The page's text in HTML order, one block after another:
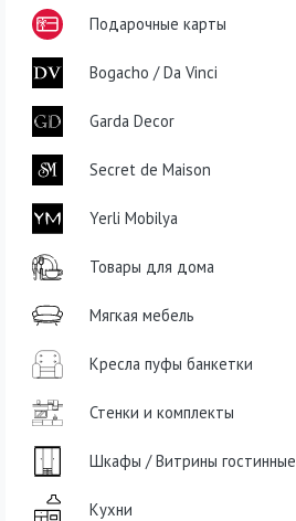
Подарочные карты
Bogacho / Da Vinci
Garda Decor
Secret de Maison
Yerli Mobilya
Товары для дома
Мягкая мебель
Кресла пуфы банкетки
Стенки и комплекты
Шкафы / Витрины гостинные
Кухни